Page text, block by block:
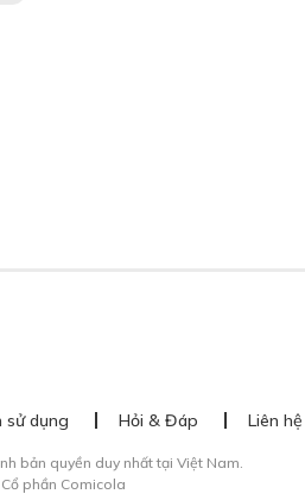
sử dụng Hỏi & Đáp Liên hệ
bản quyền duy nhất tại Việt Nam.
phần Comicola